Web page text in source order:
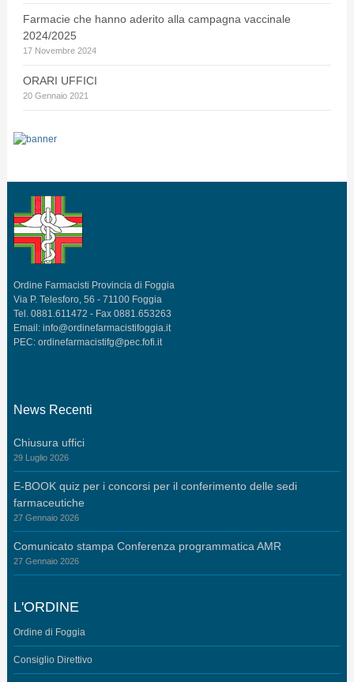
Farmacie che hanno aderito alla campagna vaccinale
2024/2025
17 Novembre 2024
ORARI UFFICI
20 Gennaio 2021
Ordine Farmacisti Provincia di Foggia
Via P. Telesforo, 56 - 71100 Foggia
Tel. 0881.611472 - Fax 0881.653263
Email: info@ordinefarmacistifoggia.it
PEC: ordinefarmacistifg@pec.fofi.it
News Recenti
Chiusura uffici
29 Luglio 2026
E-BOOK quiz per i concorsi per il conferimento delle sedi
farmaceutiche
27 Gennaio 2026
Comunicato stampa Conferenza programmatica AMR
27 Gennaio 2026
L'ORDINE
Ordine di Foggia
Consiglio Direttivo